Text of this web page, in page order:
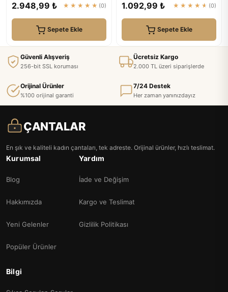
2.948,99 ₺ ★★★★★ (0)
Sepete Ekle
1.092,99 ₺ ★★★★★ (0)
Sepete Ekle
Güvenli Alışveriş
256-bit SSL koruması
Ücretsiz Kargo
2.000 TL üzeri siparişlerde
Orijinal Ürünler
%100 orijinal garanti
7/24 Destek
Her zaman yanınızdayız
ÇANTALAR
En şık ve kaliteli kadın çantaları, tek adreste. Orijinal ürünler, hızlı teslimat.
Kurumsal
Blog
Hakkımızda
Yeni Gelenler
Popüler Ürünler
Yardım
İade ve Değişim
Kargo ve Teslimat
Gizlilik Politikası
Bilgi